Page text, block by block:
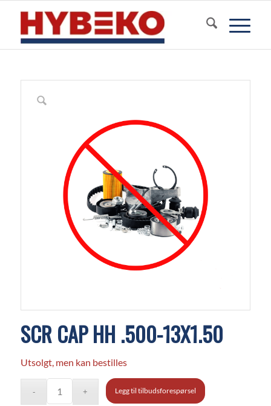
SCR CAP HH .500-13X1.50
Utsolgt, men kan bestilles
Legg til tilbudsforespørsel